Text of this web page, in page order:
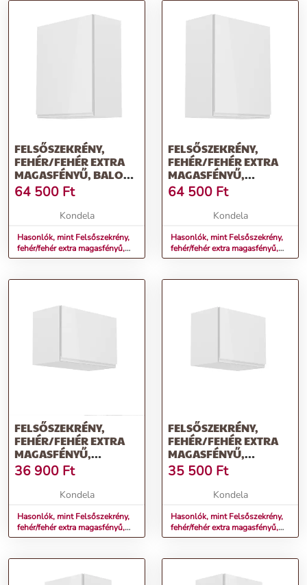
FELSŐSZEKRÉNY,
FEHÉR/FEHÉR EXTRA
MAGASFÉNYŰ, BALOS,
AURORA G601F
64 500 Ft
Kondela
Hasonlók, mint Felsőszekrény,
fehér/fehér extra magasfényű,
balos, AURORA G601F
FELSŐSZEKRÉNY,
FEHÉR/FEHÉR EXTRA
MAGASFÉNYŰ,
JOBBOS, AURORA
G601F
64 500 Ft
Kondela
Hasonlók, mint Felsőszekrény,
fehér/fehér extra magasfényű,
jobbos, AURORA G601F
FELSŐSZEKRÉNY,
FEHÉR/FEHÉR EXTRA
MAGASFÉNYŰ,
AURORA G60K
36 900 Ft
Kondela
Hasonlók, mint Felsőszekrény,
fehér/fehér extra magasfényű,
AURORA G60K
FELSŐSZEKRÉNY,
FEHÉR/FEHÉR EXTRA
MAGASFÉNYŰ,
AURORA G50K
35 500 Ft
Kondela
Hasonlók, mint Felsőszekrény,
fehér/fehér extra magasfényű,
AURORA G50K